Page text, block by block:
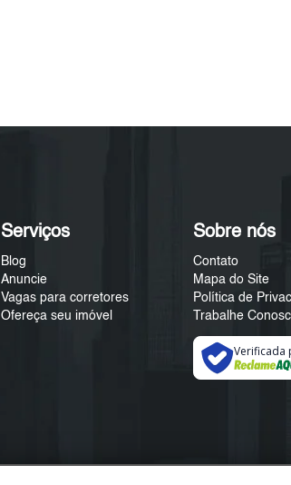
Serviços
Blog
Anuncie
Vagas para corretores
Ofereça seu imóvel
Sobre nós
Contato
Mapa do Site
Política de
Trabalhe
Verificada